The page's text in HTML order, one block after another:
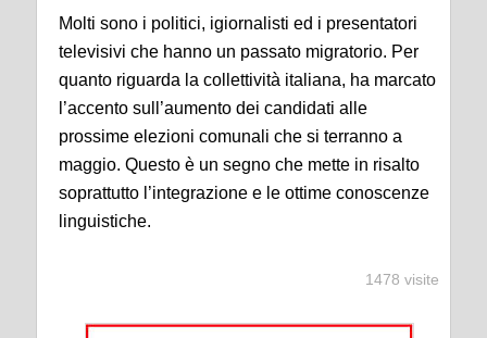
Molti sono i politici, igiornalisti ed i presentatori
televisivi che hanno un passato migratorio. Per
quanto riguarda la collettività italiana, ha marcato
l’accento sull’aumento dei candidati alle
prossime elezioni comunali che si terranno a
maggio. Questo è un segno che mette in risalto
soprattutto l’integrazione e le ottime conoscenze
linguistiche.
1478 visite